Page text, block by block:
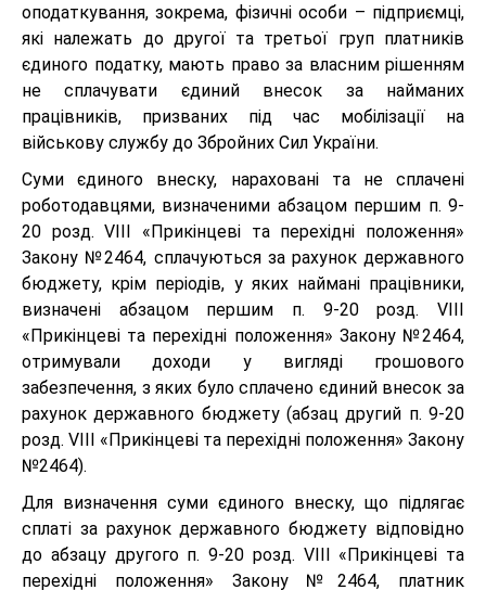
оподаткування, зокрема, фізичні особи – підприємці,
які належать до другої та третьої груп платників
єдиного податку, мають право за власним рішенням
не сплачувати єдиний внесок за найманих
працівників, призваних під час мобілізації на
військову службу до Збройних Сил України.
Суми єдиного внеску, нараховані та не сплачені
роботодавцями, визначеними абзацом першим п. 9-
20 розд. VIII «Прикінцеві та перехідні положення»
Закону №2464, сплачуються за рахунок державного
бюджету, крім періодів, у яких наймані працівники,
визначені абзацом першим п. 9-20 розд. VIII
«Прикінцеві та перехідні положення» Закону №2464,
отримували доходи у вигляді грошового
забезпечення, з яких було сплачено єдиний внесок за
рахунок державного бюджету (абзац другий п. 9-20
розд. VIII «Прикінцеві та перехідні положення» Закону
№2464).
Для визначення суми єдиного внеску, що підлягає
сплаті за рахунок державного бюджету відповідно
до абзацу другого п. 9-20 розд. VIII «Прикінцеві та
перехідні положення» Закону №2464, платник